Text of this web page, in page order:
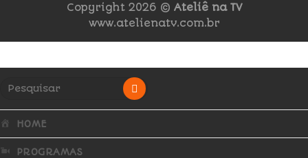
Copyright 2026 © Ateliê na TV
www.atelienatv.com.br
HOME
PROGRAMAS